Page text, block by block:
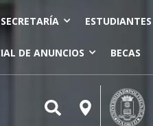
SECRETARÍA ESTUDIANTES
DE ANUNCIOS BECAS